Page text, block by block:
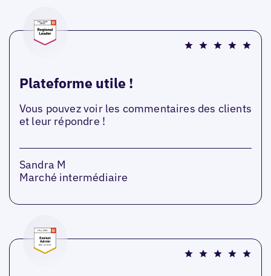
Plateforme utile !
Vous pouvez voir les commentaires des clients
et leur répondre !
Sandra M
Marché intermédiaire